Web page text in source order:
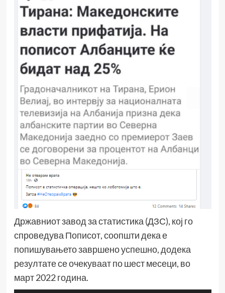
Државниот завод за статистика (ДЗС), кој го
спроведува Пописот, соопшти дека е
попишувањето завршено успешно, додека
резултате се очекуваат по шест месеци, во
март 2022 година.